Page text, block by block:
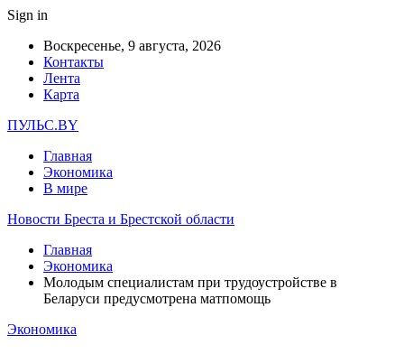
Sign in
Воскресенье, 9 августа, 2026
Контакты
Лента
Карта
ПУЛЬС.BY
Главная
Экономика
В мире
Новости Бреста и Брестской области
Главная
Экономика
Молодым специалистам при трудоустройстве в
Беларуси предусмотрена матпомощь
Экономика